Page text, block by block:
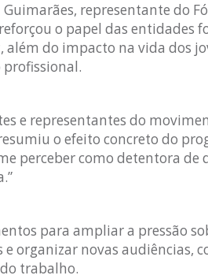
representante do
o papel das
além do impacto na vida dos
profissional.
e representantes do
o efeito concreto do
perceber como detentora de
para ampliar a pressão
organizar novas audiências,
trabalho.